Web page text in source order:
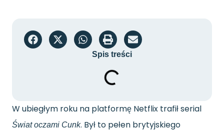
Spis treści
W ubiegłym roku na platformę Netflix trafił serial
Świat oczami Cunk. Był to pełen brytyjskiego